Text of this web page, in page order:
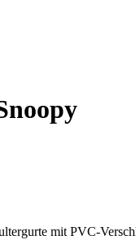
mit PVC-